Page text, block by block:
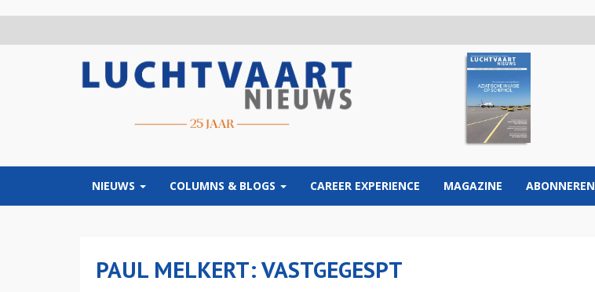
NIEUWS COLUMNS & BLOGS CAREER EXPERIENCE MAGAZINE ABONNEREN
PAUL MELKERT: VASTGEGESPT